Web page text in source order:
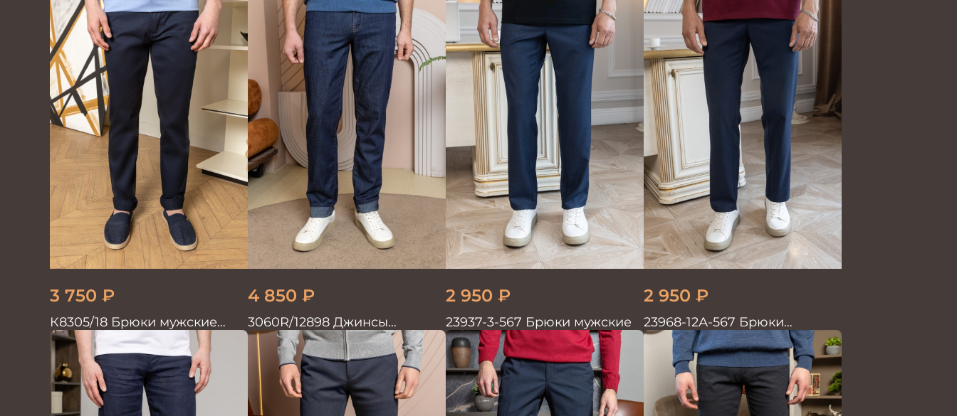
3 750 ₽
К8305/18 Брюки мужские
т.синие
4 850 ₽
3060R/12898 Джинсы
мужские
2 950 ₽
23937-3-567 Брюки мужские
2 950 ₽
23968-12А-567 Брюки
мужские